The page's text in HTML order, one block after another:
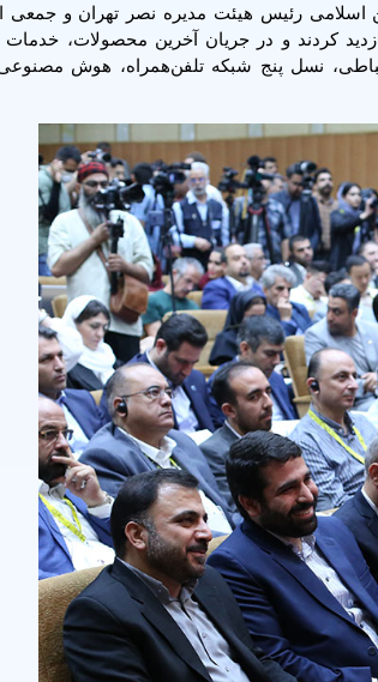
رئیس هیئت مدیره نصر تهران و جمعی
کردند و در جریان آخرین محصولات، خدمات
نسل پنج شبکه تلفن‌همراه، هوش